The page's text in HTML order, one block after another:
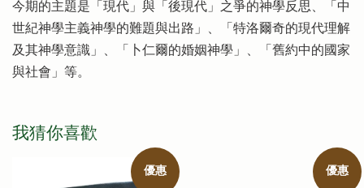
今期的主題是「現代」與「後現代」之爭的神學反思、「中
世紀神學主義神學的難題與出路」、「特洛爾奇的現代理解
及其神學意識」、「卜仁爾的婚姻神學」、「舊約中的國家
與社會」等。
我猜你喜歡
優惠 優惠